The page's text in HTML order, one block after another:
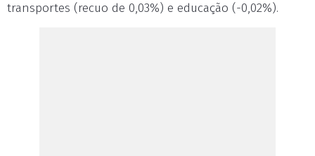
transportes (recuo de 0,03%) e educação (-0,02%).